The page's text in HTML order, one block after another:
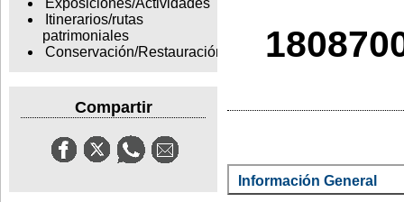
Exposiciones/Actividades
Itinerarios/rutas
patrimoniales
Conservación/Restauración
Compartir
Información General